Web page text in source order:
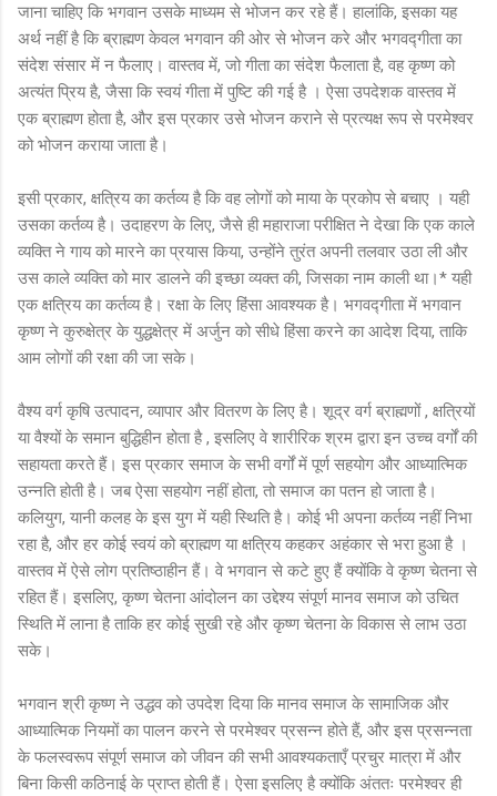
जाना चाहिए कि भगवान उसके माध्यम से भोजन कर रहे हैं। हालांकि, इसका यह
अर्थ नहीं है कि ब्राह्मण केवल भगवान की ओर से भोजन करे और भगवद्गीता का
संदेश संसार में न फैलाए। वास्तव में, जो गीता का संदेश फैलाता है, वह कृष्ण को
अत्यंत प्रिय है, जैसा कि स्वयं गीता में पुष्टि की गई है । ऐसा उपदेशक वास्तव में
एक ब्राह्मण होता है, और इस प्रकार उसे भोजन कराने से प्रत्यक्ष रूप से परमेश्वर
को भोजन कराया जाता है।
इसी प्रकार, क्षत्रिय का कर्तव्य है कि वह लोगों को माया के प्रकोप से बचाए । यही
उसका कर्तव्य है। उदाहरण के लिए, जैसे ही महाराजा परीक्षित ने देखा कि एक काले
व्यक्ति ने गाय को मारने का प्रयास किया, उन्होंने तुरंत अपनी तलवार उठा ली और
उस काले व्यक्ति को मार डालने की इच्छा व्यक्त की, जिसका नाम काली था।* यही
एक क्षत्रिय का कर्तव्य है। रक्षा के लिए हिंसा आवश्यक है। भगवद्गीता में भगवान
कृष्ण ने कुरुक्षेत्र के युद्धक्षेत्र में अर्जुन को सीधे हिंसा करने का आदेश दिया, ताकि
आम लोगों की रक्षा की जा सके।
वैश्य वर्ग कृषि उत्पादन, व्यापार और वितरण के लिए है। शूद्र वर्ग ब्राह्मणों , क्षत्रियों
या वैश्यों के समान बुद्धिहीन होता है , इसलिए वे शारीरिक श्रम द्वारा इन उच्च वर्गों की
सहायता करते हैं। इस प्रकार समाज के सभी वर्गों में पूर्ण सहयोग और आध्यात्मिक
उन्नति होती है। जब ऐसा सहयोग नहीं होता, तो समाज का पतन हो जाता है।
कलियुग, यानी कलह के इस युग में यही स्थिति है। कोई भी अपना कर्तव्य नहीं निभा
रहा है, और हर कोई स्वयं को ब्राह्मण या क्षत्रिय कहकर अहंकार से भरा हुआ है ।
वास्तव में ऐसे लोग प्रतिष्ठाहीन हैं। वे भगवान से कटे हुए हैं क्योंकि वे कृष्ण चेतना से
रहित हैं। इसलिए, कृष्ण चेतना आंदोलन का उद्देश्य संपूर्ण मानव समाज को उचित
स्थिति में लाना है ताकि हर कोई सुखी रहे और कृष्ण चेतना के विकास से लाभ उठा
सके।
भगवान श्री कृष्ण ने उद्धव को उपदेश दिया कि मानव समाज के सामाजिक और
आध्यात्मिक नियमों का पालन करने से परमेश्वर प्रसन्न होते हैं, और इस प्रसन्नता
के फलस्वरूप संपूर्ण समाज को जीवन की सभी आवश्यकताएँ प्रचुर मात्रा में और
बिना किसी कठिनाई के प्राप्त होती हैं। ऐसा इसलिए है क्योंकि अंततः परमेश्वर ही